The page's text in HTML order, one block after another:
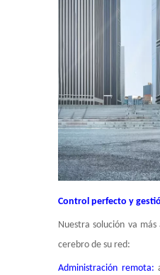
Control perfecto y
Nuestra solución va
cerebro de su red:
Administración remota: